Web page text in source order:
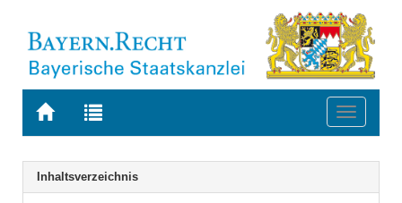
Zur
BAYERN.RECHT
Zur
letzten
Suche
Toggle
Navigation
Inhaltsverzeichnis